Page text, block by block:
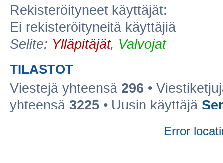
Rekisteröityneet käyttäjät:
Ei rekisteröityneitä käyttäjiä
Selite: Ylläpitäjät, Valvojat
TILASTOT
Viestejä yhteensä 296 •
yhteensä 3225 • Uusin käyttäjä
Error